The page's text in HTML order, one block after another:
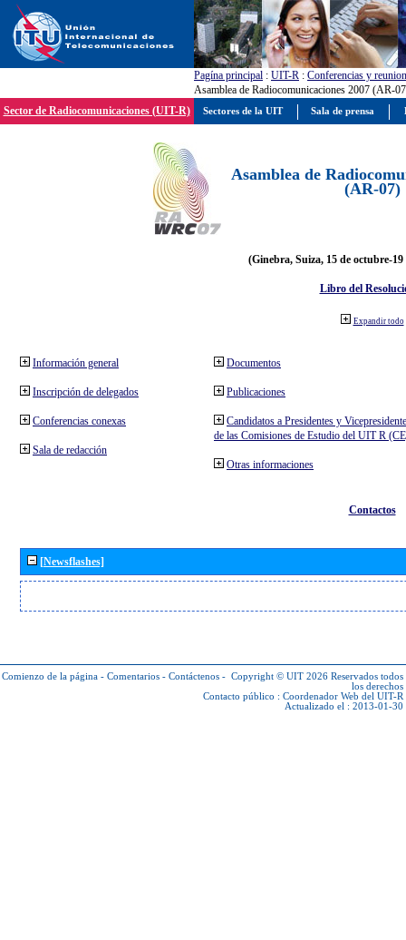
Pagína principal : UIT-R : Conferencias y
Asamblea de Radiocomunicaciones 2007 (AR-
Sector de Radiocomunicaciones (UIT-R)
Asamblea de
(AR-07)
(Ginebra, Suiza, 15 de octubre-19
Libro del
Expandir todo
Información general
Inscripción de delegados
Conferencias conexas
Sala de redacción
Documentos
Publicaciones
Candidatos a Presidentes y
de las Comisiones de Estudio del UIT R
Otras informaciones
Contactos
[Newsflashes]
Comienzo de la página - Comentarios - Contáctenos - Copyright © UIT 2026 Reservados todos
los derechos
Contacto público : Coordenador Web del UIT-R
Actualizado el : 2013-01-30
Sectores de la UIT Sala de prensa